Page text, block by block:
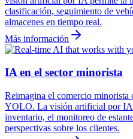
clasificación, seguimiento de
almacenes en tiempo real.
Más información
IA en el sector minorista
Reimagina el comercio
YOLO. La visión artificial por IA
inventario, el monitoreo de
perspectivas sobre los clientes.